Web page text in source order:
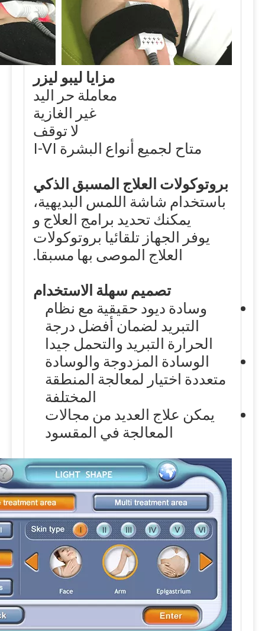
مزايا ليبو ليزر
معاملة حر اليد
غير الغازية
لا توقف
متاح لجميع أنواع البشرة I-VI
بروتوكولات العلاج المسبق الذكي
باستخدام شاشة اللمس البديهية،
يمكنك تحديد برامج العلاج و
يوفر الجهاز تلقائيا بروتوكولات
العلاج الموصى بها مسبقا.
تصميم سهلة الاستخدام
وسادة ديود حقيقية مع نظام
التبريد لضمان أفضل درجة
الحرارة التبريد والتحمل جيدا
الوسادة المزدوجة والوسادة
متعددة اختيار لمعالجة المنطقة
المختلفة
يمكن علاج العديد من مجالات
المعالجة في المقسود